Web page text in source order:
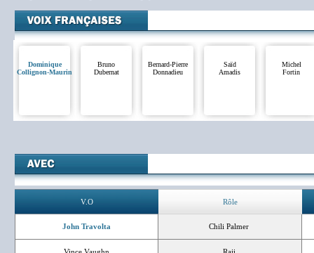
Dominique
Collignon-Maurin
Bruno
Dubernat
Bernard-Pierre
Donnadieu
Saïd
Amadis
Michel
Fortin
V.O Rôle
John Travolta Chili Palmer